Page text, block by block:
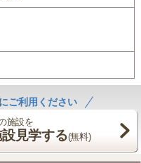
ご利用ください
施設を
見学する(無料)